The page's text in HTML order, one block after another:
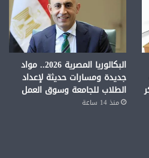
البكالوريا المصرية 2026.. مواد
جديدة ومسارات حديثة لإعداد
الطلاب للجامعة وسوق العمل
منذ 14 ساعة